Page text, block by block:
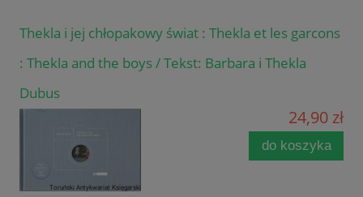
Thekla i jej chłopakowy świat : Thekla et les garcons
: Thekla and the boys / Tekst: Barbara i Thekla
Dubus
24,90 zł
do koszyka